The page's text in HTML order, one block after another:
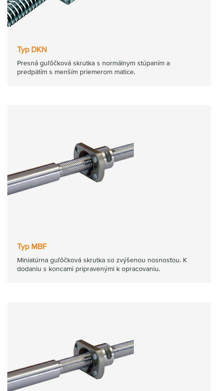
Typ DKN
Presná guľôčková skrutka s normálnym stúpaním a
predpätím s menším priemerom matice.
Typ MBF
Miniatúrna guľôčková skrutka so zvýšenou nosnosťou. K
dodaniu s koncami pripravenými k opracovaniu.